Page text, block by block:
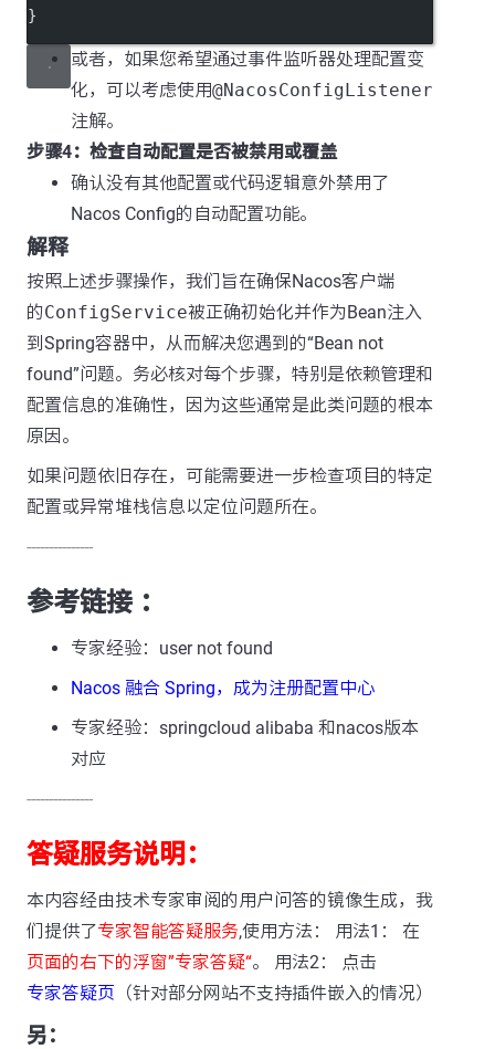
}
或者，如果您希望通过事件监听器处理配置变
化，可以考虑使用@NacosConfigListener
注解。
步骤4：检查自动配置是否被禁用或覆盖
确认没有其他配置或代码逻辑意外禁用了
Nacos Config的自动配置功能。
解释
按照上述步骤操作，我们旨在确保Nacos客户端
的ConfigService被正确初始化并作为Bean注入
到Spring容器中，从而解决您遇到的“Bean not
found”问题。务必核对每个步骤，特别是依赖管理和
配置信息的准确性，因为这些通常是此类问题的根本
原因。
如果问题依旧存在，可能需要进一步检查项目的特定
配置或异常堆栈信息以定位问题所在。
---------------
参考链接 ：
专家经验：user not found
Nacos 融合 Spring，成为注册配置中心
专家经验：springcloud alibaba 和nacos版本
对应
---------------
答疑服务说明：
本内容经由技术专家审阅的用户问答的镜像生成，我
们提供了专家智能答疑服务,使用方法： 用法1： 在
页面的右下的浮窗”专家答疑“。 用法2： 点击
专家答疑页 （针对部分网站不支持插件嵌入的情况）
另：